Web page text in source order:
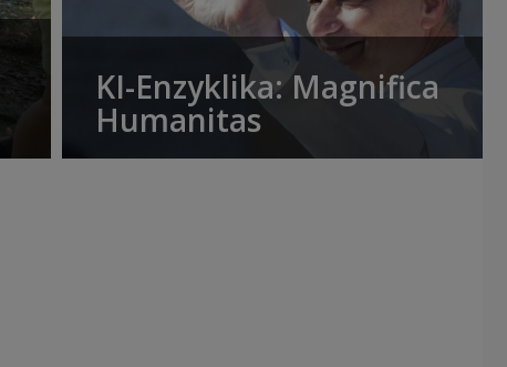
KI-Enzyklika: Magnifica
Humanitas